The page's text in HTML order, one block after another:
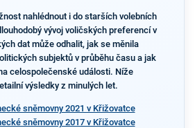
nahlédnout i do starších volebních
vývoj voličských preferencí v
dat může odhalit, jak se měnila
subjektů v průběhu času a jak
celospolečenské události. Níže
výsledky z minulých let.
sněmovny 2021 v Křižovatce
sněmovny 2017 v Křižovatce